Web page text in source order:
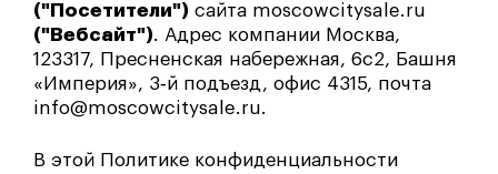
("Посетители") сайта moscowcitysale.ru
("Вебсайт"). Адрес компании Москва,
123317, Пресненская набережная, 6с2, Башня
«Империя», 3‑й подъезд, офис 4315, почта
info@moscowcitysale.ru.
В этой Политике конфиденциальности